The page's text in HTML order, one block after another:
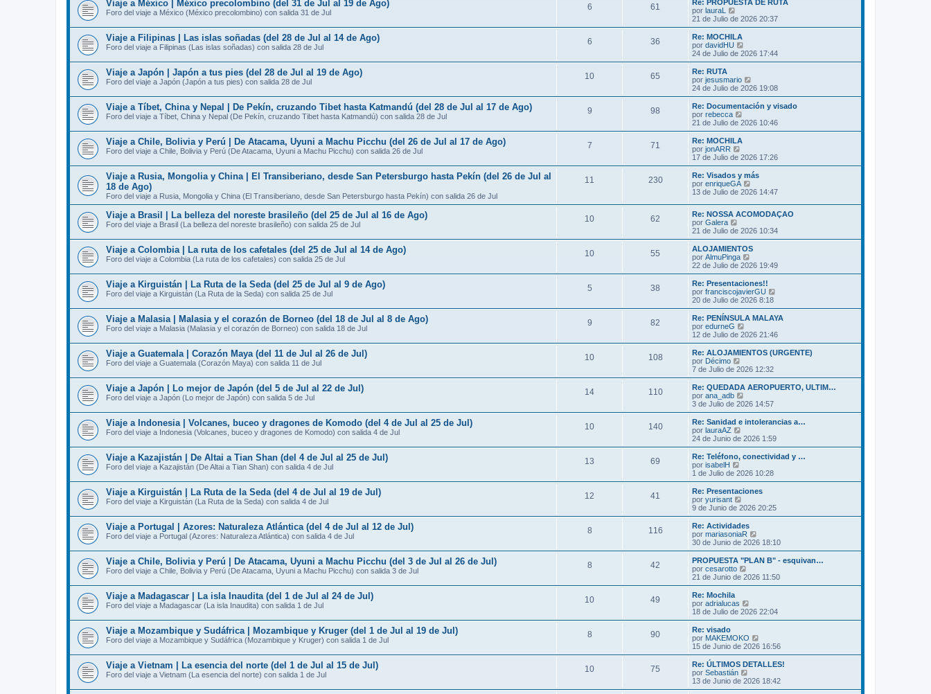
s
a
j
e
o
m
e
s
a
j
e
t
m
e
j
e
Viaje a México | México precolombino (del 31 de Jul al 19 de Ago)
Foro del viaje a México (México precolombino) con salida 31 de Jul
6 61
Re: PROPUESTA DE RUTA
por lauraL
e
r
ú
l
t
o
m
e
s
a
j
e
21 de Julio de 2026 20:37
Viaje a Filipinas | Las islas soñadas (del 28 de Jul al 14 de Ago)
Foro del viaje a Filipinas (Las islas soñadas) con salida 28 de Jul
6 36
Re: MOCHILA
por davidHU
e
r
l
t
o
m
e
j
e
24 de Julio de 2026 17:44
Viaje a Japón | Japón a tus pies (del 28 de Jul al 19 de Ago)
Foro del viaje a Japón (Japón a tus pies) con salida 28 de Jul
10 65
Re: RUTA
por jesusmario
e
r
ú
t
m
e
n
s
j
e
24 de Julio de 2026 19:08
Viaje a Tíbet, China y Nepal | De Pekín, cruzando Tibet hasta Katmandú (del 28 de Jul al 17 de Ago)
Foro del viaje a Tíbet, China y Nepal (De Pekín, cruzando Tibet hasta Katmandú) con salida 28 de Jul
9 98
Re: Documentación y visado
por rebecca
e
r
t
o
m
e
n
s
j
e
21 de Julio de 2026 10:46
Viaje a Chile, Bolivia y Perú | De Atacama, Uyuni a Machu Picchu (del 26 de Jul al 17 de Ago)
Foro del viaje a Chile, Bolivia y Perú (De Atacama, Uyuni a Machu Picchu) con salida 26 de Jul
7 71
Re: MOCHILA
por jonARR
e
r
ú
t
m
o
e
n
s
a
j
e
17 de Julio de 2026 17:26
Viaje a Rusia, Mongolia y China | El Transiberiano, desde San Petersburgo hasta Pekín (del 26 de Jul al
18 de Ago)
Foro del viaje a Rusia, Mongolia y China (El Transiberiano, desde San Petersburgo hasta Pekín) con salida 26 de Jul
11 230
Re: Visados y más
por enriqueGA
e
ú
l
i
m
o
e
n
s
a
j
e
13 de Julio de 2026 14:47
Viaje a Brasil | La belleza del noreste brasileño (del 25 de Jul al 16 de Ago)
Foro del viaje a Brasil (La belleza del noreste brasileño) con salida 25 de Jul
10 62
Re: NOSSA ACOMODAÇAO
por Galera
e
r
ú
l
t
m
o
m
e
s
a
j
e
21 de Julio de 2026 10:34
Viaje a Colombia | La ruta de los cafetales (del 25 de Jul al 14 de Ago)
Foro del viaje a Colombia (La ruta de los cafetales) con salida 25 de Jul
10 55
ALOJAMIENTOS
por AlmuPinga
e
r
ú
l
t
m
o
m
e
s
j
e
22 de Julio de 2026 19:49
Viaje a Kirguistán | La Ruta de la Seda (del 25 de Jul al 9 de Ago)
Foro del viaje a Kirguistán (La Ruta de la Seda) con salida 25 de Jul
5 38
Re: Presentaciones!!
por franciscojavierGU
r
ú
t
m
o
s
e
20 de Julio de 2026 8:18
Viaje a Malasia | Malasia y el corazón de Borneo (del 18 de Jul al 8 de Ago)
Foro del viaje a Malasia (Malasia y el corazón de Borneo) con salida 18 de Jul
9 82
Re: PENÍNSULA MALAYA
por edurneG
e
r
ú
t
m
o
m
e
s
j
e
12 de Julio de 2026 21:46
Viaje a Guatemala | Corazón Maya (del 11 de Jul al 26 de Jul)
Foro del viaje a Guatemala (Corazón Maya) con salida 11 de Jul
10 108
Re: ALOJAMIENTOS (URGENTE)
por Décimo
e
r
ú
l
t
m
o
m
e
s
j
e
7 de Julio de 2026 12:32
Viaje a Japón | Lo mejor de Japón (del 5 de Jul al 22 de Jul)
Foro del viaje a Japón (Lo mejor de Japón) con salida 5 de Jul
14 110
Re: QUEDADA AEROPUERTO, ULTIM…
por ana_adb
e
r
ú
t
o
m
e
s
j
e
3 de Julio de 2026 14:57
Viaje a Indonesia | Volcanes, buceo y dragones de Komodo (del 4 de Jul al 25 de Jul)
Foro del viaje a Indonesia (Volcanes, buceo y dragones de Komodo) con salida 4 de Jul
10 140
Re: Sanidad e intolerancias a…
por lauraAZ
e
r
ú
t
m
o
m
e
s
a
e
24 de Junio de 2026 1:59
Viaje a Kazajistán | De Altai a Tian Shan (del 4 de Jul al 25 de Jul)
Foro del viaje a Kazajistán (De Altai a Tian Shan) con salida 4 de Jul
13 69
Re: Teléfono, conectividad y …
por isabelH
e
r
ú
l
t
m
o
m
e
s
a
j
e
1 de Julio de 2026 10:28
Viaje a Kirguistán | La Ruta de la Seda (del 4 de Jul al 19 de Jul)
Foro del viaje a Kirguistán (La Ruta de la Seda) con salida 4 de Jul
12 41
Re: Presentaciones
por yurisant
e
r
ú
l
t
m
o
m
e
a
j
e
9 de Junio de 2026 20:25
Viaje a Portugal | Azores: Naturaleza Atlántica (del 4 de Jul al 12 de Jul)
Foro del viaje a Portugal (Azores: Naturaleza Atlántica) con salida 4 de Jul
8 116
Re: Actividades
por mariasoniaR
e
r
ú
t
m
e
a
j
e
30 de Junio de 2026 18:10
Viaje a Chile, Bolivia y Perú | De Atacama, Uyuni a Machu Picchu (del 3 de Jul al 26 de Jul)
Foro del viaje a Chile, Bolivia y Perú (De Atacama, Uyuni a Machu Picchu) con salida 3 de Jul
8 42
PROPUESTA "PLAN B" - esquivan…
por cesarotto
e
r
l
t
o
m
e
s
a
j
21 de Junio de 2026 11:50
Viaje a Madagascar | La isla Inaudita (del 1 de Jul al 24 de Jul)
Foro del viaje a Madagascar (La isla Inaudita) con salida 1 de Jul
10 49
Re: Mochila
por adrialucas
e
r
t
m
o
m
e
18 de Julio de 2026 22:04
Viaje a Mozambique y Sudáfrica | Mozambique y Kruger (del 1 de Jul al 19 de Jul)
Foro del viaje a Mozambique y Sudáfrica (Mozambique y Kruger) con salida 1 de Jul
8 90
Re: visado
por MAKEMOKO
e
r
ú
t
15 de Junio de 2026 16:56
Viaje a Vietnam | La esencia del norte (del 1 de Jul al 15 de Jul)
Foro del viaje a Vietnam (La esencia del norte) con salida 1 de Jul
10 75
Re: ÚLTIMOS DETALLES!
por Sebastián
e
r
13 de Junio de 2026 18:42